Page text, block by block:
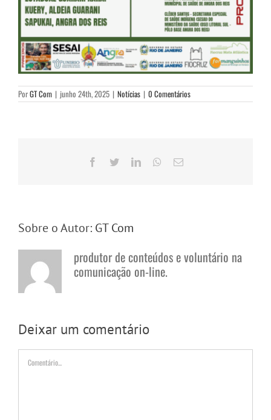
PorGT Com | junho 24th, 2025 | Notícias | 0 Comentários
Facebook
TwitterLinkedInWhatsApp
E-
Sobre o Autor: GT Com
produtor de conteúdos e voluntário na
comunicação on-line.
Deixar um comentário
Comentário